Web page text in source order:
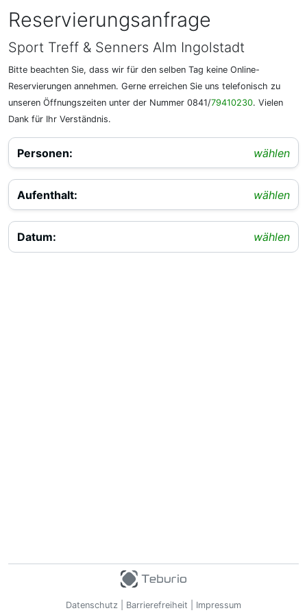
Reservierungsanfrage
Sport Treff & Senners Alm Ingolstadt
Bitte beachten Sie, dass wir für den selben Tag keine Online-
Reservierungen annehmen. Gerne erreichen Sie uns telefonisch zu
unseren Öffnungszeiten unter der Nummer 0841/79410230. Vielen
Dank für Ihr Verständnis.
Personen: wählen
Aufenthalt: wählen
Datum: wählen
Datenschutz Barrierefreiheit Impressum